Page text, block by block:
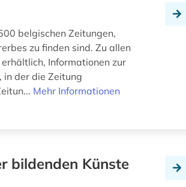
belgischen Zeitungen,
zu finden sind. Zu allen
Informationen zur
in der die Zeitung
Mehr Informationen
bildenden Künste